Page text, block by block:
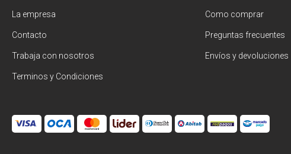
La empresa
Contacto
Trabaja con nosotros
Terminos y Condiciones
Como comprar
Preguntas frecuentes
Envíos y devoluciones